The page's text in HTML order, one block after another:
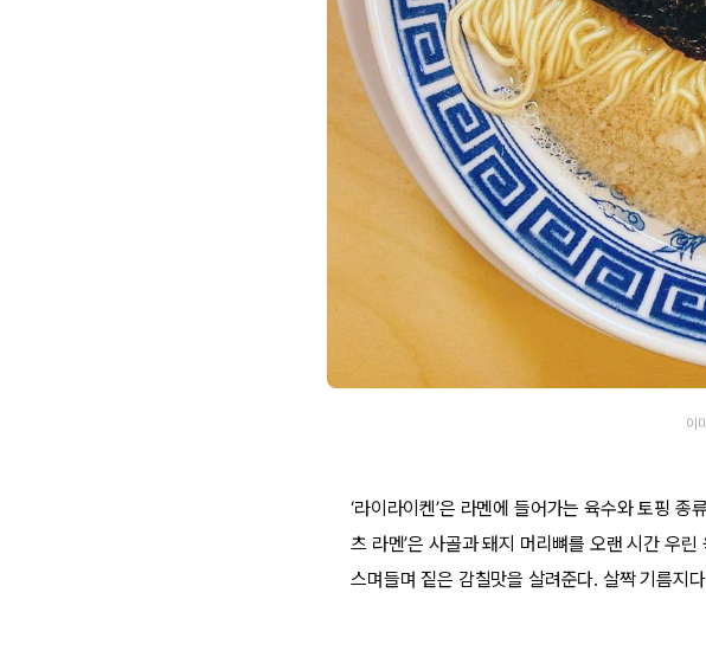
이
‘라이라이켄’은 라멘에 들어가는 육수와 토핑
츠 라멘’은 사골과 돼지 머리뼈를 오랜 시간 우
스며들며 짙은 감칠맛을 살려준다. 살짝 기름지